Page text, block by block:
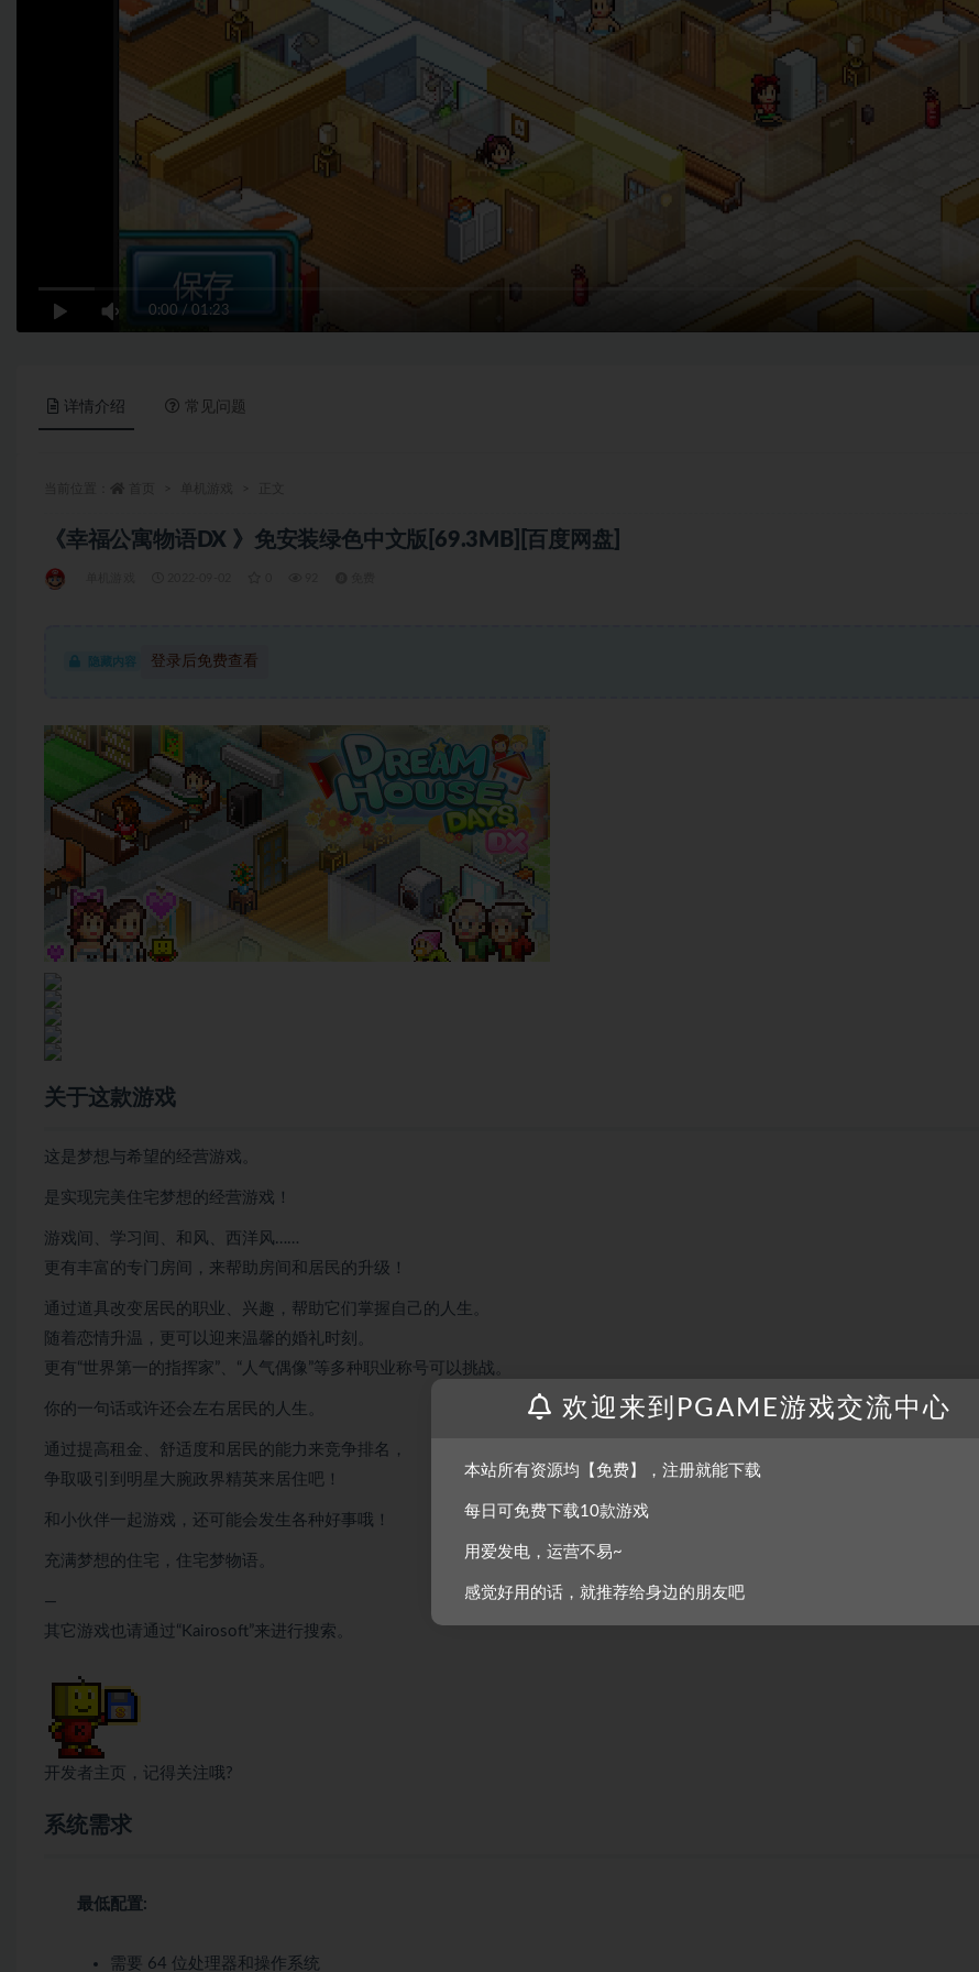
0:00 / 01:23
详情介绍 常见问题
《幸福公寓物语DX 》免安装绿色中文版[69.3MB][百度网盘]
隐藏内容 登录后免费查看
关于这款游戏
这是梦想与希望的经营游戏。
是实现完美住宅梦想的经营游戏！
游戏间、学习间、和风、西洋风……
更有丰富的专门房间，来帮助房间和居民的升级！
通过道具改变居民的职业、兴趣，帮助它们掌握自己的人生。
随着恋情升温，更可以迎来温馨的婚礼时刻。
更有“世界第一的指挥家”、“人气偶像”等多种职业称号可以挑战。
你的一句话或许还会左右居民的人生。
通过提高租金、舒适度和居民的能力来竞争排名，
争取吸引到明星大腕政界精英来居住吧！
和小伙伴一起游戏，还可能会发生各种好事哦！
充满梦想的住宅，住宅梦物语。
—
其它游戏也请通过“Kairosoft”来进行搜索。
开发者主页，记得关注哦?
系统需求
最低配置:
需要 64 位处理器和操作系统
欢迎来到PGAME游戏交流中心
本站所有资源均【免费】，注册就能下载
每日可免费下载10款游戏
用爱发电，运营不易~
感觉好用的话，就推荐给身边的朋友吧